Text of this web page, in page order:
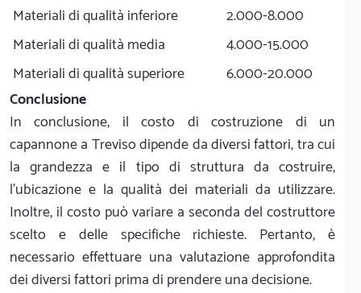
Materiali di qualità inferiore
2.000-8.000
Materiali di qualità media
4.000-15.000
Materiali di qualità superiore
6.000-20.000
Conclusione
In conclusione, il costo di costruzione di un
capannone a Treviso dipende da diversi fattori, tra cui
la grandezza e il tipo di struttura da costruire,
l'ubicazione e la qualità dei materiali da utilizzare.
Inoltre, il costo può variare a seconda del costruttore
scelto e delle specifiche richieste. Pertanto, è
necessario effettuare una valutazione approfondita
dei diversi fattori prima di prendere una decisione.